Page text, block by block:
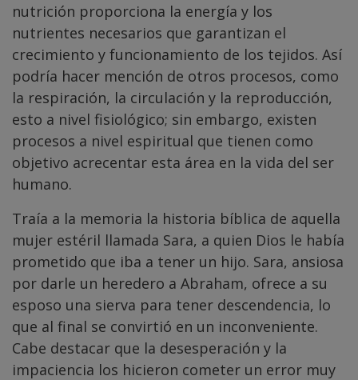
nutrición proporciona la energía y los
nutrientes necesarios que garantizan el
crecimiento y funcionamiento de los tejidos. Así
podría hacer mención de otros procesos, como
la respiración, la circulación y la reproducción,
esto a nivel fisiológico; sin embargo, existen
procesos a nivel espiritual que tienen como
objetivo acrecentar esta área en la vida del ser
humano.
Traía a la memoria la historia bíblica de aquella
mujer estéril llamada Sara, a quien Dios le había
prometido que iba a tener un hijo. Sara, ansiosa
por darle un heredero a Abraham, ofrece a su
esposo una sierva para tener descendencia, lo
que al final se convirtió en un inconveniente.
Cabe destacar que la desesperación y la
impaciencia los hicieron cometer un error muy